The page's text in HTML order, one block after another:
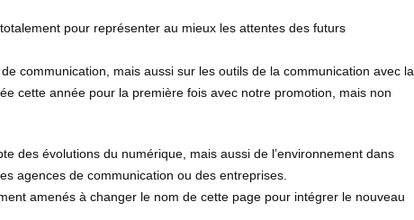
pour représenter au mieux les attentes des futurs
communication, mais aussi sur les outils de la communication avec la
cette année pour la première fois avec notre promotion, mais non
des évolutions du numérique, mais aussi de l’environnement dans
agences de communication ou des entreprises.
amenés à changer le nom de cette page pour intégrer le nouveau